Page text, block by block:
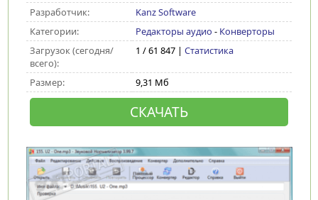
Разработчик:
Kanz Software
Категории:
Редакторы аудио - Конверторы
Загрузок (сегодня/
всего):
1 / 61 847 | Статистика
Размер: 9,31 Мб
СКАЧАТЬ